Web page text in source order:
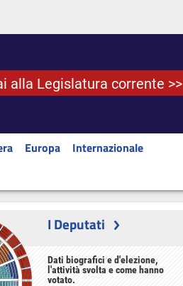
alla Legislatura corrente >>
Europa
Internazionale
I Deputati
Dati biografici e d'elezione,
l'attività svolta e come hanno
votato.